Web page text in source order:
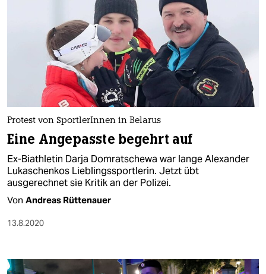
Protest von SportlerInnen in Belarus
Eine Angepasste begehrt auf
Ex-Biathletin Darja Domratschewa war lange Alexander
Lukaschenkos Lieblingssportlerin. Jetzt übt
ausgerechnet sie Kritik an der Polizei.
Von Andreas Rüttenauer
13.8.2020